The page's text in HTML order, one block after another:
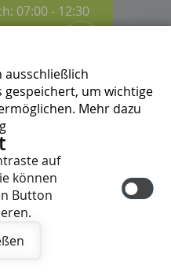
07:00 - 12:30
/ 14:00 -
Uhr
Hilfe|
|
ausschließlich
gespeichert, um wichtige
Mehr dazu
auf
können
Button